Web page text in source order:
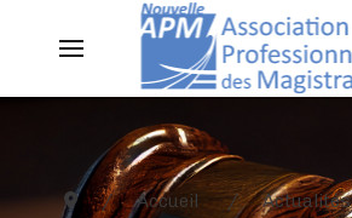
Accueil
Actualités